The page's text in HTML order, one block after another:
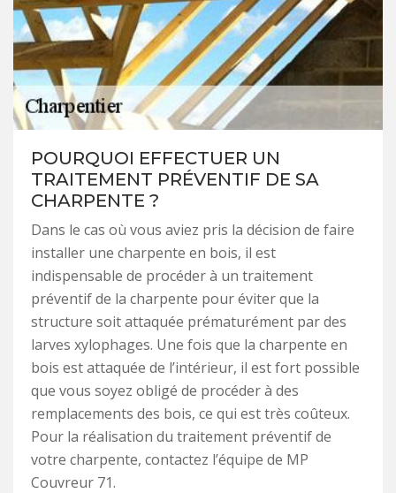
POURQUOI EFFECTUER UN
TRAITEMENT PRÉVENTIF DE SA
CHARPENTE ?
Dans le cas où vous aviez pris la décision de faire
installer une charpente en bois, il est
indispensable de procéder à un traitement
préventif de la charpente pour éviter que la
structure soit attaquée prématurément par des
larves xylophages. Une fois que la charpente en
bois est attaquée de l’intérieur, il est fort possible
que vous soyez obligé de procéder à des
remplacements des bois, ce qui est très coûteux.
Pour la réalisation du traitement préventif de
votre charpente, contactez l’équipe de MP
Couvreur 71.